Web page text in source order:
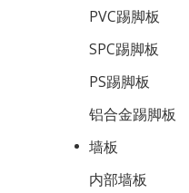
PVC踢脚板
SPC踢脚板
PS踢脚板
铝合金踢脚板
墙板
内部墙板